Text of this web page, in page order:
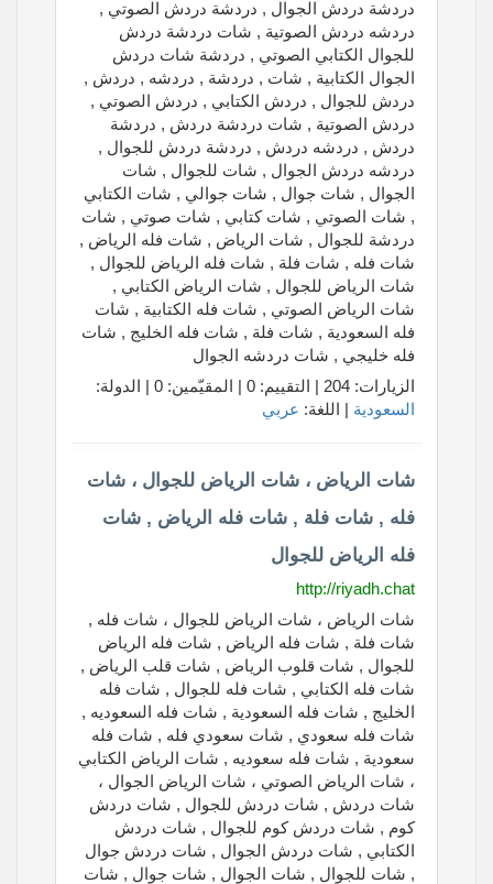
دردشة دردش الجوال , دردشة دردش الصوتي ,
دردشه دردش الصوتية , شات دردشة دردش
للجوال الكتابي الصوتي , دردشة شات دردش
الجوال الكتابية , شات , دردشة , دردشه , دردش ,
دردش للجوال , دردش الكتابي , دردش الصوتي ,
دردش الصوتية , شات دردشة دردش , دردشة
دردش , دردشه دردش , دردشة دردش للجوال ,
دردشه دردش الجوال , شات للجوال , شات
الجوال , شات جوال , شات جوالي , شات الكتابي
, شات الصوتي , شات كتابي , شات صوتي , شات
دردشة للجوال , شات الرياض , شات فله الرياض ,
شات فله , شات فلة , شات فله الرياض للجوال ,
شات الرياض للجوال , شات الرياض الكتابي ,
شات الرياض الصوتي , شات فله الكتابية , شات
فله السعودية , شات فلة , شات فله الخليج , شات
فله خليجي , شات دردشه الجوال
الزيارات: 204 | التقييم: 0 | المقيّمين: 0 | الدولة:
السعودية | اللغة: عربي
شات الرياض ، شات الرياض للجوال ، شات
فله , شات فلة , شات فله الرياض , شات
فله الرياض للجوال
http://riyadh.chat
شات الرياض ، شات الرياض للجوال ، شات فله ,
شات فلة , شات فله الرياض , شات فله الرياض
للجوال , شات قلوب الرياض , شات قلب الرياض ,
شات فله الكتابي , شات فله للجوال , شات فله
الخليج , شات فله السعودية , شات فله السعوديه ,
شات فله سعودي , شات سعودي فله , شات فله
سعودية , شات فله سعوديه , شات الرياض الكتابي
، شات الرياض الصوتي ، شات الرياض الجوال ،
شات دردش , شات دردش للجوال , شات دردش
كوم , شات دردش كوم للجوال , شات دردش
الكتابي , شات دردش الجوال , شات دردش جوال
, شات للجوال , شات الجوال , شات جوال , شات